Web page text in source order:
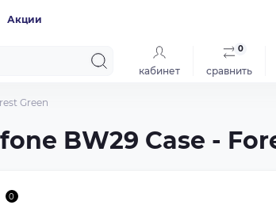
Акции
кабинет сравнить
0
Green
BW29 Case -
0